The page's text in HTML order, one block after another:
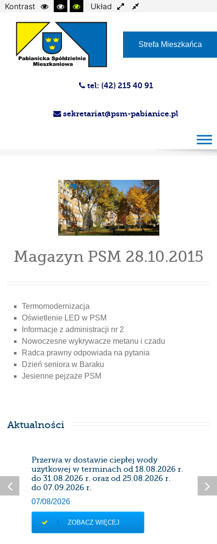
Kontrast
Układ
Strefa Mieszkańca
tel: (42) 215 40 91
sekretariat@psm-pabianice.pl
Magazyn PSM 28.10.2015
Termomodernizacja
Oświetlenie LED w PSM
Informacje z administracji nr 2
Nowoczesne wykrywacze metanu i czadu
Radca prawny odpowiada na pytania
Dzień seniora w Baraku
Jesienne pejzaże PSM
Aktualności
Przerwa w dostawie ciepłej wody
użytkowej w terminach od 18.08.2026 r.
do 31.08.2026 r. oraz od 25.08.2026 r.
do 07.09.2026 r.
07/08/2026
ZOBACZ WIĘCEJ